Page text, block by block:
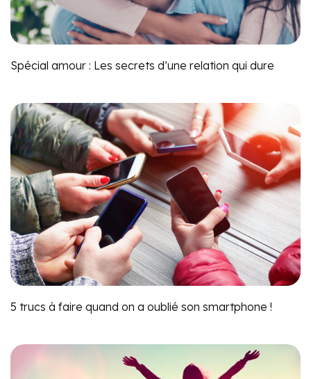
Spécial amour : Les secrets d’une relation qui dure
5 trucs à faire quand on a oublié son smartphone !